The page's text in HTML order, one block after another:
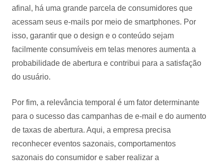
afinal, há uma grande parcela de consumidores que
acessam seus e-mails por meio de smartphones. Por
isso, garantir que o design e o conteúdo sejam
facilmente consumíveis em telas menores aumenta a
probabilidade de abertura e contribui para a satisfação
do usuário.
Por fim, a relevância temporal é um fator determinante
para o sucesso das campanhas de e-mail e do aumento
de taxas de abertura. Aqui, a empresa precisa
reconhecer eventos sazonais, comportamentos
sazonais do consumidor e saber realizar a